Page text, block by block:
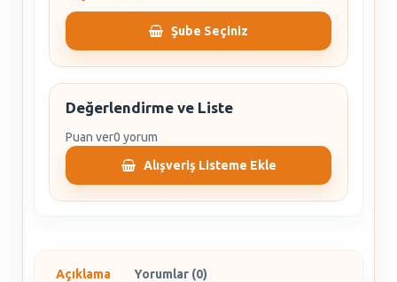
Şube Seçiniz
Değerlendirme ve Liste
Puan ver0 yorum
Alışveriş Listeme Ekle
Açıklama Yorumlar (0)